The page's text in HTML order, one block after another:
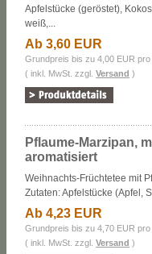
Apfelstücke (geröstet),
weiß,...
Ab 3,60 EUR
Grundpreis bis zu 4,00 EUR pro
( inkl. MwSt. zzgl.Versand )
Pflaume-Marzipan,
aromatisiert
Weihnachts-Früchtetee mit
Zutaten: Apfelstücke (Apfel,
Ab 4,23 EUR
Grundpreis bis zu 4,70 EUR pro
( inkl. MwSt. zzgl.Versand )